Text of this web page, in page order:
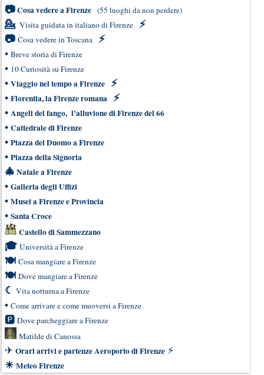
📷Cosa vedere a Firenze (55 luoghi da non perdere)
💁 Visita guidata in italiano di Firenze
⚡
📷 Cosa vedere in Toscana ⚡
• Breve storia di Firenze
• 10 Curiosità su Firenze
• Viaggio nel tempo a Firenze ⚡
• Florentia, la Firenze romana ⚡
• Angeli del fango, l'alluvione di Firenze del 66
• Cattedrale di Firenze
• Piazza del Duomo a Firenze
• Piazza della Signoria
🎄 Natale a Firenze
• Galleria degli Uffizi
• Musei a Firenze e Provincia
• Santa Croce
Castello di Sammezzano
🎓 Università a Firenze
🍽 Cosa mangiare a Firenze
🍽 Dove mangiare a Firenze
☾ Vita notturna a Firenze
• Come arrivare e come muoversi a Firenze
🅿 Dove parcheggiare a Firenze
Matilde di Canossa
✈ Orari arrivi e partenze Aeroporto di Firenze ⚡
☀ Meteo Firenze